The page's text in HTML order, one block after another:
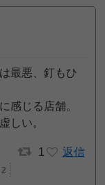
最悪、釘もひ
感じる店舗。
しい。
1 返信
2